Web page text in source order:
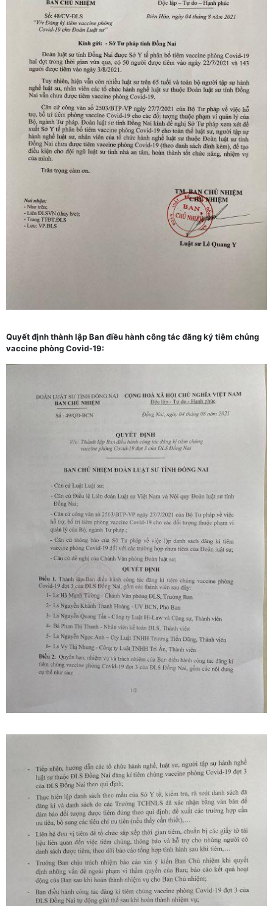
Quyết định thành lập Ban điều hành công tác đăng ký tiêm chủng
vaccine phòng Covid-19: